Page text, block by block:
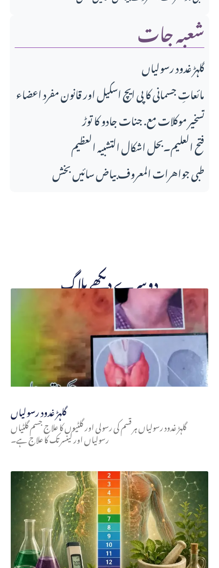
شعبہ جات
گلہڑ غدود رسولیاں
مائعاتِ جسمانی کا پی ایچ اسکیل اور قانونِ مفرد اعضاء
تسخیر موکلات مع. جنات جادو کا توڑ
فتح العلیم۔بحل اشکال التشبیہ العظیم
طبی جواهرات المعروف بیاض سائیں بخش
دوسرے دیکھے بلاگ
گلہڑ غدود رسولیاں
گلہڑ غدود رسولیاں ہر قسم کی رسولی اور گلٹیوں کا علاج جسم گلٹیاں
رسولیاں اور کینسر تک کا علاج ہے۔